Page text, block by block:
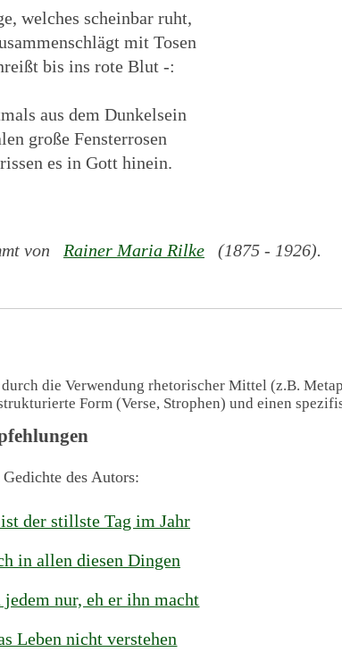
welches scheinbar ruht,
mit Tosen
bis ins rote Blut -:
aus dem Dunkelsein
große Fensterrosen
es in Gott hinein.
von Rainer Maria Rilke(1875 - 1926).
die Verwendung rhetorischer Mittel (z.B.
Form (Verse, Strophen) und einen
des Autors:
der stillste Tag im Jahr
in allen diesen Dingen
nur, eh er ihn macht
Leben nicht verstehen